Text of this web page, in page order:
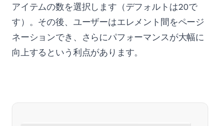
アイテムの数を選択します（デフォルトは20で
す）。その後、ユーザーはエレメント間をページ
ネーションでき、さらにパフォーマンスが大幅に
向上するという利点があります。